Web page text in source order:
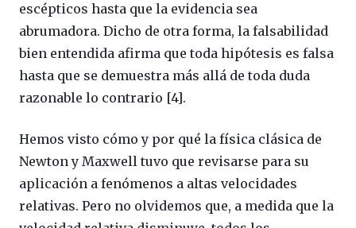
escépticos hasta que la evidencia sea
abrumadora. Dicho de otra forma, la falsabilidad
bien entendida afirma que toda hipótesis es falsa
hasta que se demuestra más allá de toda duda
razonable lo contrario [4].
Hemos visto cómo y por qué la física clásica de
Newton y Maxwell tuvo que revisarse para su
aplicación a fenómenos a altas velocidades
relativas. Pero no olvidemos que, a medida que la